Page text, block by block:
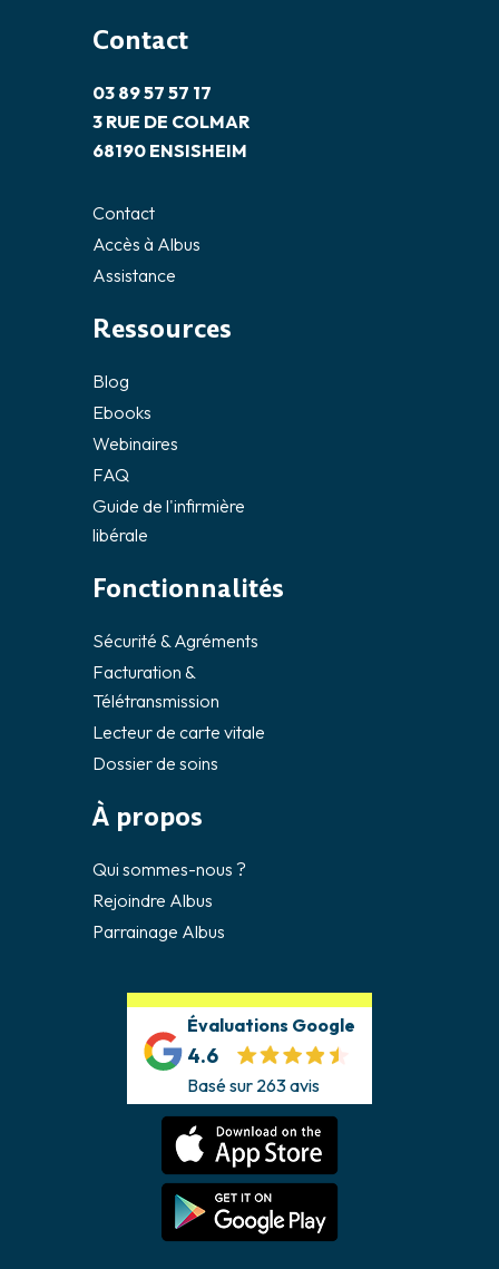
À propos
Qui sommes-nous ?
Rejoindre Albus
Parrainage Albus
Fonctionnalités
Sécurité & Agréments
Facturation &
Télétransmission
Lecteur de carte vitale
Dossier de soins
Ressources
Blog
Ebooks
Webinaires
FAQ
Guide de l'infirmière
libérale
Contact
03 89 57 57 17
3 RUE DE COLMAR
68190 ENSISHEIM
Contact
Accès à Albus
Assistance
Évaluations Google
4.6
Basé sur 263 avis